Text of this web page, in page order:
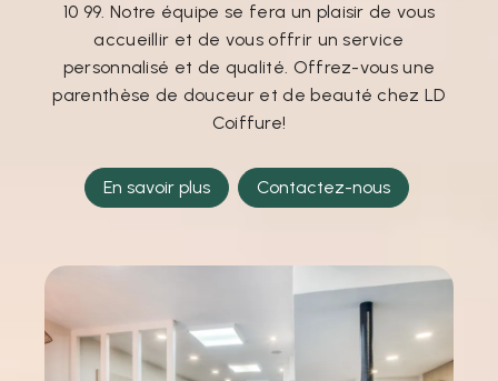
10 99. Notre équipe se fera un plaisir de vous
accueillir et de vous offrir un service
personnalisé et de qualité. Offrez-vous une
parenthèse de douceur et de beauté chez LD
Coiffure!
En savoir plus Contactez-nous